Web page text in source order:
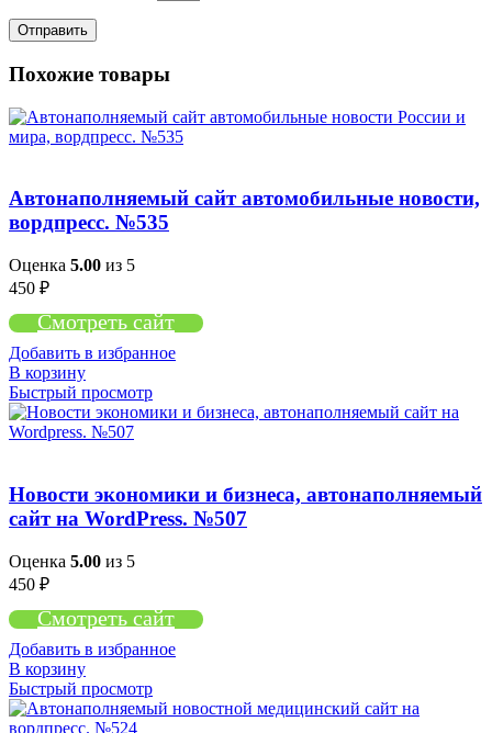
Похожие товары
Автонаполняемый сайт автомобильные новости,
вордпресс. №535
Оценка 5.00 из 5
450 ₽
Смотреть сайт
Добавить в избранное
В корзину
Быстрый просмотр
Новости экономики и бизнеса, автонаполняемый
сайт на WordPress. №507
Оценка 5.00 из 5
450 ₽
Смотреть сайт
Добавить в избранное
В корзину
Быстрый просмотр